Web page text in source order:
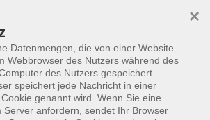
nicht gefunden werden.
Datenmengen, die von einer Website
Webbrowser des Nutzers während des
des Nutzers gespeichert
speichert jede Nachricht in einer
genannt wird. Wenn Sie eine
Server anfordern, sendet Ihr Browser
×